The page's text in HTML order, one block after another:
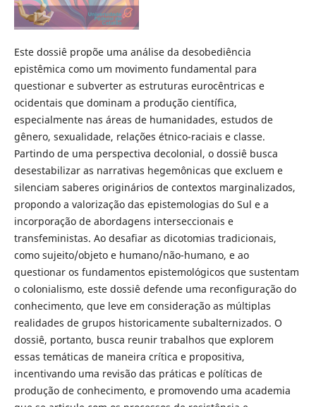
Este dossiê propõe uma análise da desobediência
epistêmica como um movimento fundamental para
questionar e subverter as estruturas eurocêntricas e
ocidentais que dominam a produção científica,
especialmente nas áreas de humanidades, estudos de
gênero, sexualidade, relações étnico-raciais e classe.
Partindo de uma perspectiva decolonial, o dossiê busca
desestabilizar as narrativas hegemônicas que excluem e
silenciam saberes originários de contextos marginalizados,
propondo a valorização das epistemologias do Sul e a
incorporação de abordagens interseccionais e
transfeministas. Ao desafiar as dicotomias tradicionais,
como sujeito/objeto e humano/não-humano, e ao
questionar os fundamentos epistemológicos que sustentam
o colonialismo, este dossiê defende uma reconfiguração do
conhecimento, que leve em consideração as múltiplas
realidades de grupos historicamente subalternizados. O
dossiê, portanto, busca reunir trabalhos que explorem
essas temáticas de maneira crítica e propositiva,
incentivando uma revisão das práticas e políticas de
produção de conhecimento, e promovendo uma academia